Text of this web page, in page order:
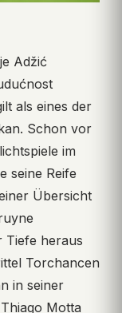
Adžić
als eines der
Schon vor
im
seine Reife
Übersicht
Tiefe heraus
Torchancen
in seiner
Motta